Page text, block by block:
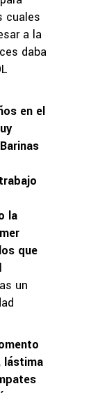
cuales
a la
daba
en el
la
que
un
lástima